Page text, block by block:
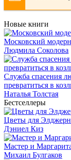
Новые книги
Московский
Людмила Соколова
Служба спасения
превратиться в
Наталья Толстая
Бестселлеры
Цветы для
Дэниел Киз
Мастер и
Михаил Булгаков